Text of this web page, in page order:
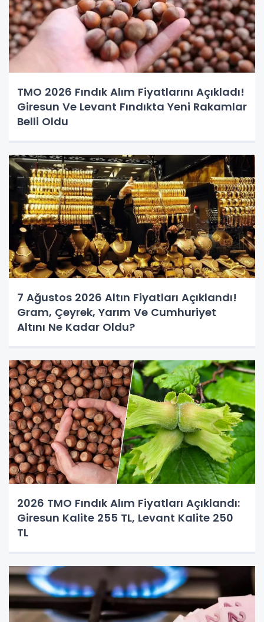
TMO 2026 Fındık Alım Fiyatlarını Açıkladı!
Giresun Ve Levant Fındıkta Yeni Rakamlar
Belli Oldu
7 Ağustos 2026 Altın Fiyatları Açıklandı!
Gram, Çeyrek, Yarım Ve Cumhuriyet
Altını Ne Kadar Oldu?
2026 TMO Fındık Alım Fiyatları Açıklandı:
Giresun Kalite 255 TL, Levant Kalite 250
TL